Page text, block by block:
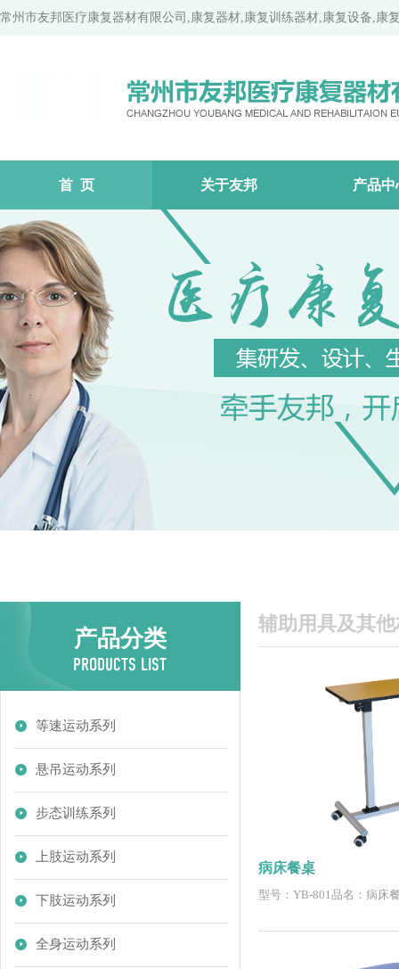
常州市友邦医疗康复器材有限公司,康复器材,康复训练器材,康复设备,康
首 页 关于友邦 产品中
产品分类
等速运动系列
悬吊运动系列
步态训练系列
上肢运动系列
下肢运动系列
全身运动系列
辅助用具及其
病床餐桌
型号：YB-801品名：病床